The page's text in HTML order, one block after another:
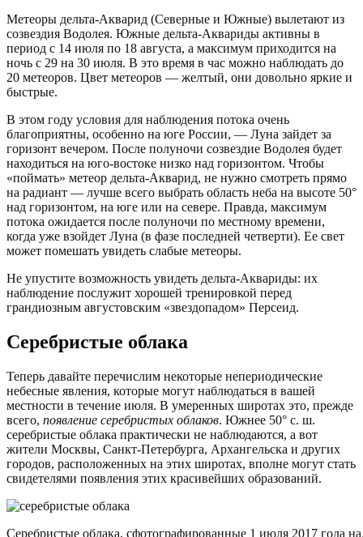
Метеоры дельта-Акварид (Северные и Южные) вылетают из
созвездия Водолея. Южные дельта-Аквариды активны в
период с 14 июля по 18 августа, а максимум приходится на
ночь с 29 на 30 июля. В это время в час можно наблюдать до
20 метеоров. Цвет метеоров — желтый, они довольно яркие и
быстрые.
В этом году условия для наблюдения потока очень
благоприятны, особенно на юге России, — Луна зайдет за
горизонт вечером. После полуночи созвездие Водолея будет
находиться на юго-востоке низко над горизонтом. Чтобы
«поймать» метеор дельта-Акварид, не нужно смотреть прямо
на радиант — лучше всего выбрать область неба на высоте 50°
над горизонтом, на юге или на севере. Правда, максимум
потока ожидается после полуночи по местному времени,
когда уже взойдет Луна (в фазе последней четверти). Ее свет
может помешать увидеть слабые метеоры.
Не упустите возможность увидеть дельта-Аквариды: их
наблюдение послужит хорошей тренировкой перед
грандиозным августовским «звездопадом» Персеид.
Серебристые облака
Теперь давайте перечислим некоторые непериодические
небесные явления, которые могут наблюдаться в вашей
местности в течение июля. В умеренных широтах это, прежде
всего, появление серебристых облаков. Южнее 50° с. ш.
серебристые облака практически не наблюдаются, а вот
жители Москвы, Санкт-Петербурга, Архангельска и других
городов, расположенных на этих широтах, вполне могут стать
свидетелями появления этих красивейших образований.
Серебристые облака, сфотографированные 1 июля 2017 года